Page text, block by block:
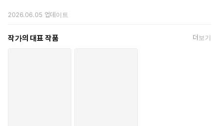
2026.06.05 업데이트
작가의 대표 작품 더보기